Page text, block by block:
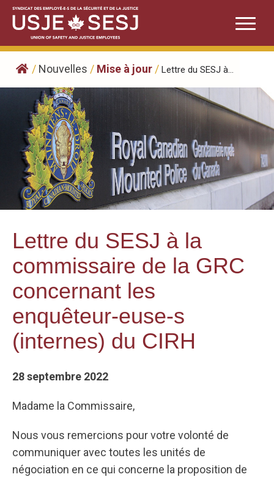
Skip
content
/ Nouvelles / Mise à jour / Lettre du SESJ à...
Lettre du SESJ à la
commissaire de la GRC
concernant les
enquêteur-euse-s
(internes) du CIRH
28 septembre 2022
Madame la Commissaire,
Nous vous remercions pour votre volonté de
communiquer avec toutes les unités de
négociation en ce qui concerne la proposition de